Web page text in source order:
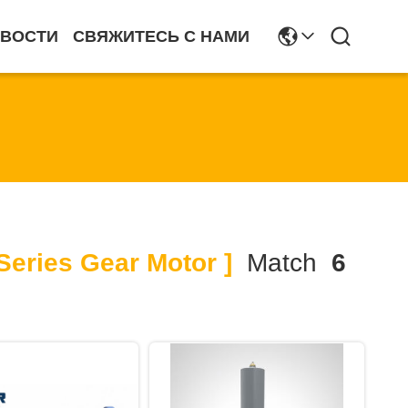
СВЯЖИТЕСЬ С НАМИ
Gear Motor ] Match 6